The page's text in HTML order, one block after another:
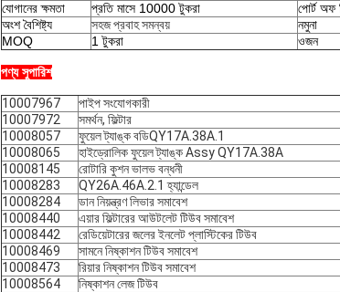
যোগানের ক্ষমতা
প্রতি মাসে 10000 টুকরা পোর্ট অফ
অংশ বৈশিষ্ট্য
সহজ প্রবাহ সমন্বয় নমুনা
MOQ
1 টুকরা ওজন
পণ্য সুপারিশ
10007967
পাইপ সংযোগকারী
10007972
সমর্থন, ফিল্টার
10008057
ফুয়েল ট্যাঙ্ক বডিQY17A.38A.1
10008065
হাইড্রোলিক ফুয়েল ট্যাঙ্ক Assy QY17A.38A
10008145
রোটারি কুশন ভালভ বন্ধনী
10008283
QY26A.46A.2.1 হ্যান্ডেল
10008284
ডান নিয়ন্ত্রণ লিভার সমাবেশ
10008440
এয়ার ফিল্টারের আউটলেট টিউব সমাবেশ
10008442
রেডিয়েটারের জলের ইনলেট প্লাস্টিকের টিউব
10008469
সামনে নিষ্কাশন টিউব সমাবেশ
10008473
রিয়ার নিষ্কাশন টিউব সমাবেশ
10008564
নিষ্কাশন লেজ টিউব